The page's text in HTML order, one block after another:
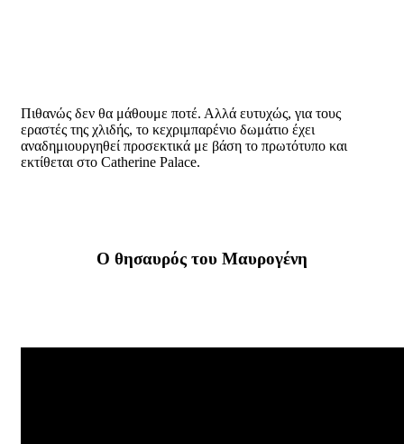
Πιθανώς δεν θα μάθουμε ποτέ. Αλλά ευτυχώς, για τους
εραστές της χλιδής, το κεχριμπαρένιο δωμάτιο έχει
αναδημιουργηθεί προσεκτικά με βάση το πρωτότυπο και
εκτίθεται στο Catherine Palace.
Ο θησαυρός του Μαυρογένη